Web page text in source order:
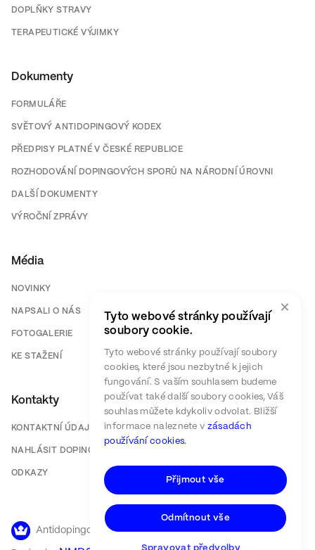
DOPLŇKY STRAVY
TERAPEUTICKÉ VÝJIMKY
Dokumenty
FORMULÁŘE
SVĚTOVÝ ANTIDOPINGOVÝ KODEX
PŘEDPISY PLATNÉ V ČESKÉ REPUBLICE
ROZHODOVÁNÍ DOPINGOVÝCH SPORŮ NA NÁRODNÍ ÚROVNI
DALŠÍ DOKUMENTY
VÝROČNÍ ZPRÁVY
Média
NOVINKY
NAPSALI O NÁS
FOTOGALERIE
KE STAŽENÍ
Kontakty
KONTAKTNÍ ÚDAJE
NAHLÁSIT DOPING
ODKAZY
Antidopingový výbor ČR ©2026
×
Tyto webové stránky používají
soubory cookie.
Tyto webové stránky používají soubory
cookies, které jsou nezbytné k jejich
fungování. S vaším souhlasem budeme
používat také další soubory cookies, Váš
souhlas můžete kdykoliv odvolat. Bližší
informace naleznete v zásadách
používání cookies.
Přijmout vše
Odmítnout vše